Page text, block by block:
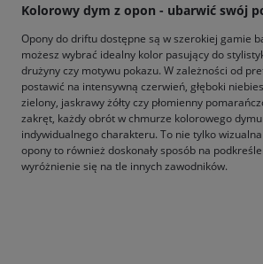
Kolorowy dym z opon - ubarwić swój
Opony do driftu dostępne są w szerokiej gamie
możesz wybrać idealny kolor pasujący do
drużyny czy motywu pokazu. W zależności od
postawić na intensywną czerwień, głęboki
zielony, jaskrawy żółty czy płomienny
zakręt, każdy obrót w chmurze kolorowego
indywidualnego charakteru. To nie tylko
opony to również doskonały sposób na
wyróżnienie się na tle innych zawodników.